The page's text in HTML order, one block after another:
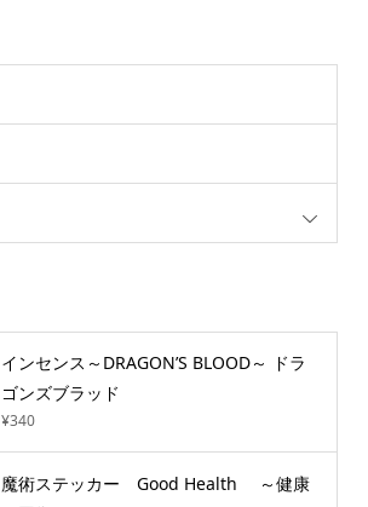
インセンス～DRAGON’S BLOOD～ ドラ
ゴンズブラッド
¥340
魔術ステッカー Good Health ～健康